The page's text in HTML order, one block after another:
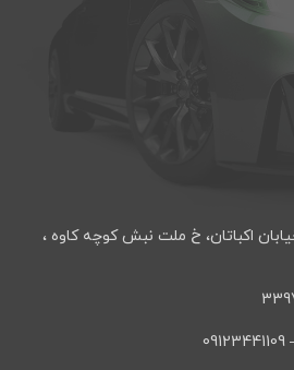
اكباتان، خ ملت نبش كوچه كاوه ،